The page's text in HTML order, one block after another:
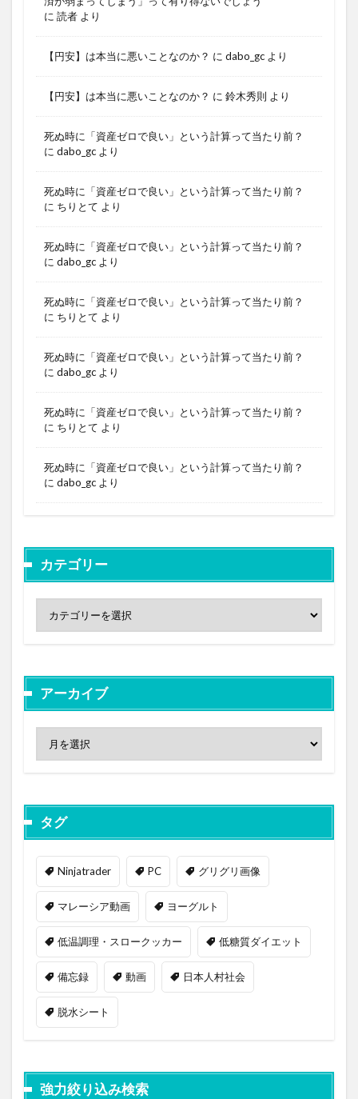
に 読者 より
【円安】は本当に悪いことなのか？ に dabo_gc より
【円安】は本当に悪いことなのか？ に 鈴木秀則 より
死ぬ時に「資産ゼロで良い」という計算って当たり前？
に dabo_gc より
死ぬ時に「資産ゼロで良い」という計算って当たり前？
に ちりとて より
死ぬ時に「資産ゼロで良い」という計算って当たり前？
に dabo_gc より
死ぬ時に「資産ゼロで良い」という計算って当たり前？
に ちりとて より
死ぬ時に「資産ゼロで良い」という計算って当たり前？
に dabo_gc より
死ぬ時に「資産ゼロで良い」という計算って当たり前？
に ちりとて より
死ぬ時に「資産ゼロで良い」という計算って当たり前？
に dabo_gc より
カテゴリー
アーカイブ
タグ
Ninjatrader PC グリグリ画像
マレーシア動画 ヨーグルト
低温調理・スロークッカー 低糖質ダイエット
備忘録 動画 日本人村社会
脱水シート
強力絞り込み検索